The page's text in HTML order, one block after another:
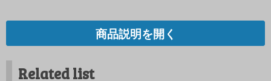
商品説明を開く
Related list